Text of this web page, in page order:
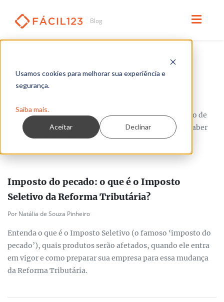
Usamos cookies para melhorar sua experiência e
segurança.
Saiba mais.
Aceitar Declinar
Fiscal
Muitas vezes, precisamos ter um entendimento amplo de
determinadas operações e impostos para podermos saber
como emitir corretamente as NF-es envolvidas.
Imposto do pecado: o que é o Imposto
Seletivo da Reforma Tributária?
Por Natália de Souza Pinheiro
Entenda o que é o Imposto Seletivo (o famoso ‘imposto do
pecado’), quais produtos serão afetados, quando ele entra
em vigor e como preparar sua empresa para essa mudança
da Reforma Tributária.